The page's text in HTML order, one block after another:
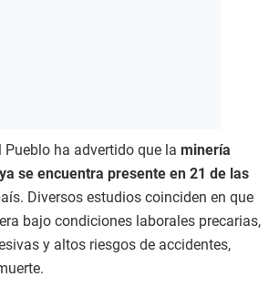
Pueblo ha advertido que la minería
se encuentra presente en 21 de las
Diversos estudios coinciden en que
bajo condiciones laborales precarias,
y altos riesgos de accidentes,